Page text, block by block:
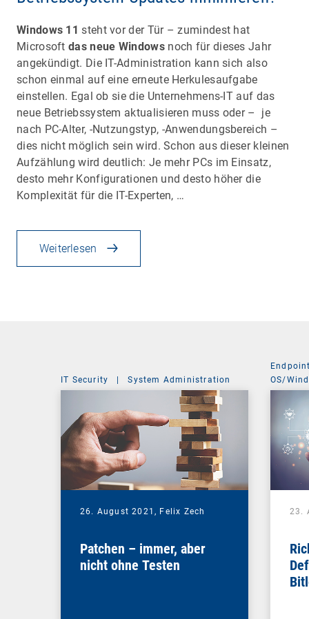
Windows 11 steht vor der Tür – zumindest hat
Microsoftdas neue Windowsnoch für dieses Jahr
angekündigt. Die IT-Administration kann sich also
schon einmal auf eine erneute Herkulesaufgabe
einstellen. Egal ob sie die Unternehmens-IT auf das
neue Betriebssystem aktualisieren muss oder – je
nach PC-Alter, -Nutzungstyp, -Anwendungsbereich –
dies nicht möglich sein wird. Schon aus dieser kleinen
Aufzählung wird deutlich: Je mehr PCs im Einsatz,
desto mehr Konfigurationen und desto höher die
Komplexität für die IT-Experten, …
Weiterlesen
IT Security | System Administration
26. August 2021, Felix Zech
Patchen – immer, aber
nicht ohne Testen
OS/
23.